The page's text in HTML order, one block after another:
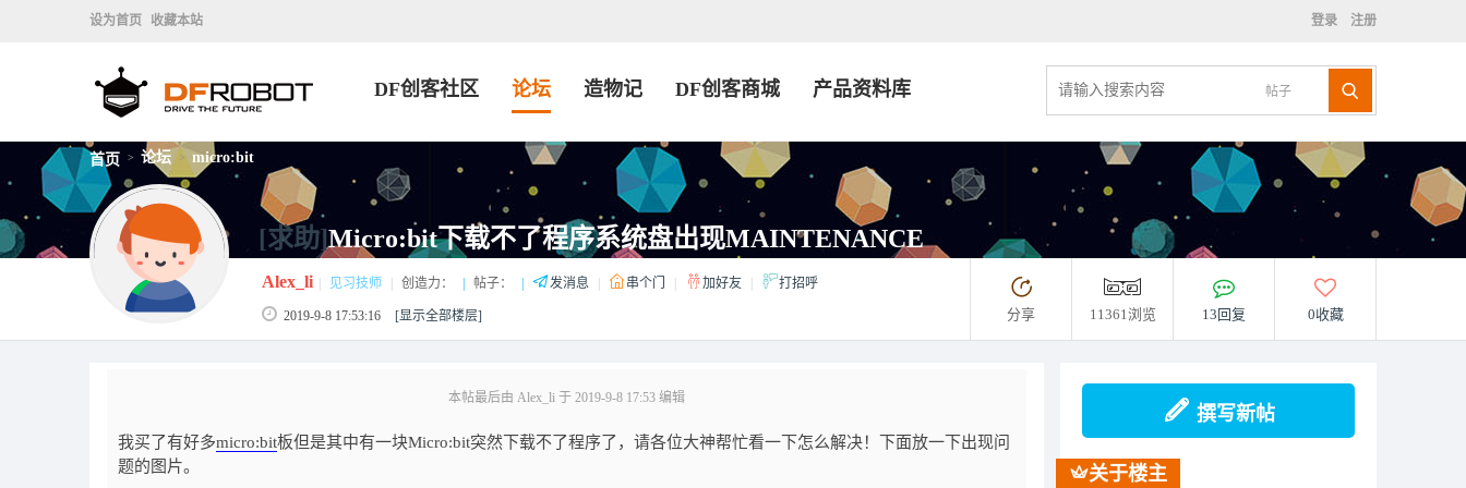
设为首页 收藏本站 登录 注册
帖子
DF创客社区 论坛 造物记 DF创客商城 产品资料库
首页 > 论坛 > micro:bit
[求助]Micro:bit下载不了程序系统盘出现MAINTENANCE
Alex_li 见习技师 创造力： 帖子： 发消息 串个门 加好友 打招呼
2019-9-8 17:53:16 [显示全部楼层] 分享 11361浏览 13回复 0收藏
本帖最后由 Alex_li 于 2019-9-8 17:53 编辑
我买了有好多micro:bit板但是其中有一块Micro:bit突然下载不了程序了，请各位大神帮忙看一下怎么解决！下面放一下出现问
题的图片。
撰写新帖
关于楼主